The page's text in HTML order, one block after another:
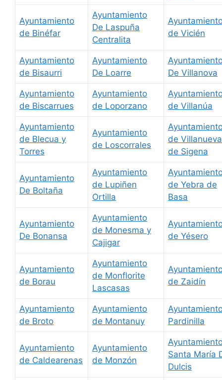
Ayuntamiento
de Binéfar
Ayuntamiento
De Laspuña
Centralita
de Vicién
Ayuntamiento
de Bisaurri
Ayuntamiento
De Loarre
De Villanova
Ayuntamiento
de Biscarrues
Ayuntamiento
de Loporzano
de Villanúa
Ayuntamiento
de Blecua y
Torres
Ayuntamiento
de Loscorrales
de Villanueva
de Sigena
Ayuntamiento
De Boltaña
Ayuntamiento
de Lupiñen
Ortilla
de Yebra de
Basa
Ayuntamiento
De Bonansa
Ayuntamiento
de Monesma y
Cajigar
de Yésero
Ayuntamiento
de Borau
Ayuntamiento
de Monflorite
Lascasas
de Zaidín
Ayuntamiento
de Broto
Ayuntamiento
de Montanuy
Pardinilla
Ayuntamiento
de Caldearenas
Ayuntamiento
de Monzón
Santa María
Dulcis